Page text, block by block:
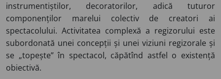
instrumentiștilor, decoratorilor, adică tuturor
componenților marelui colectiv de creatori ai
spectacolului. Activitatea complexă a regizorului este
subordonată unei concepții și unei viziuni regizorale și
se „topește” în spectacol, căpătînd astfel o existență
obiectivă.